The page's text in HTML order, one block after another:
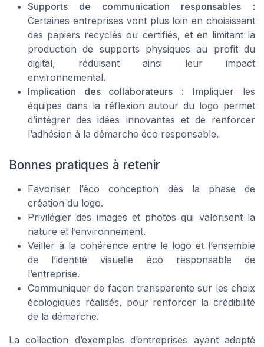
Supports de communication responsables :
Certaines entreprises vont plus loin en choisissant
des papiers recyclés ou certifiés, et en limitant la
production de supports physiques au profit du
digital, réduisant ainsi leur impact
environnemental.
Implication des collaborateurs : Impliquer les
équipes dans la réflexion autour du logo permet
d’intégrer des idées innovantes et de renforcer
l’adhésion à la démarche éco responsable.
Bonnes pratiques à retenir
Favoriser l’éco conception dès la phase de
création du logo.
Privilégier des images et photos qui valorisent la
nature et l’environnement.
Veiller à la cohérence entre le logo et l’ensemble
de l’identité visuelle éco responsable de
l’entreprise.
Communiquer de façon transparente sur les choix
écologiques réalisés, pour renforcer la crédibilité
de la démarche.
La collection d’exemples d’entreprises ayant adopté